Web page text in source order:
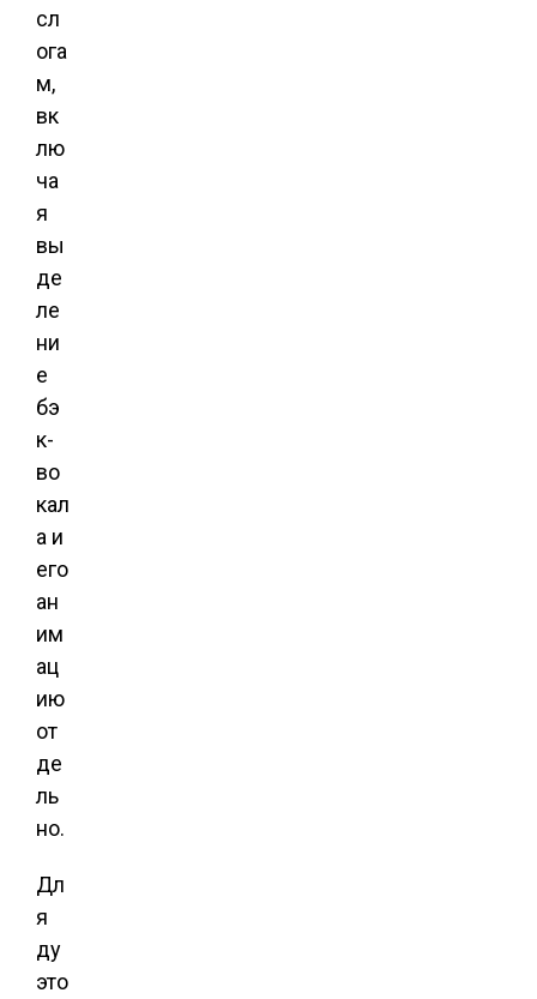
сл
ога
м,
вк
лю
ча
я
вы
де
ле
ни
е
бэ
к-
во
кал
а и
его
ан
им
ац
ию
от
де
ль
но.
Дл
я
ду
это